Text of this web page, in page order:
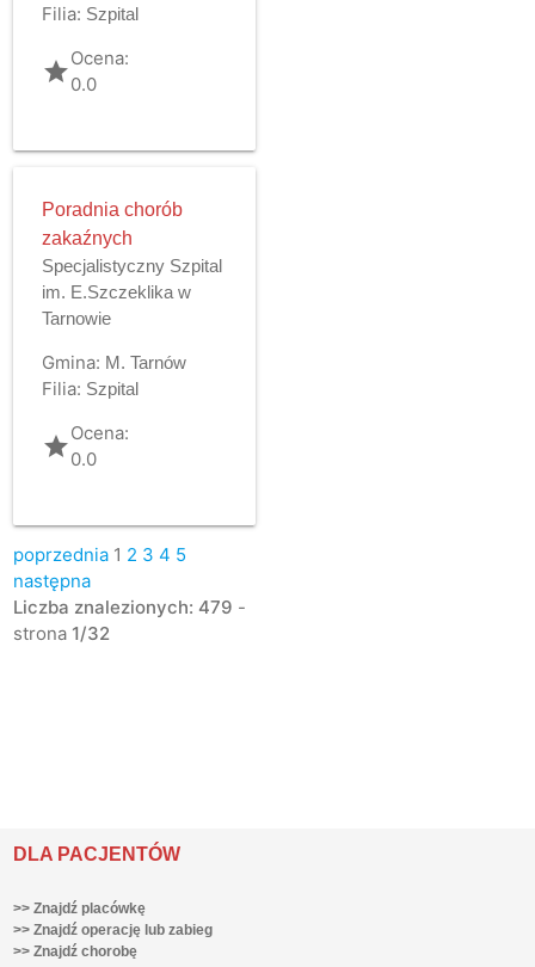
Filia: Szpital
gradeOcena:
0.0
Poradnia chorób
zakaźnych
Specjalistyczny Szpital
im. E.Szczeklika w
Tarnowie
Gmina: M. Tarnów
Filia: Szpital
gradeOcena:
0.0
poprzednia 1 2 3 4 5
następna
Liczba znalezionych: 479 -
strona 1/32
DLA PACJENTÓW
>> Znajdź placówkę
>> Znajdź operację lub zabieg
>> Znajdź chorobę